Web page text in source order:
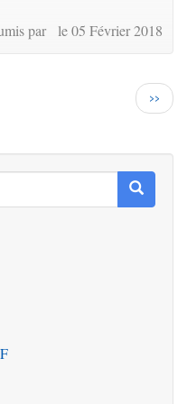
par le 05 Février 2018
Page
››